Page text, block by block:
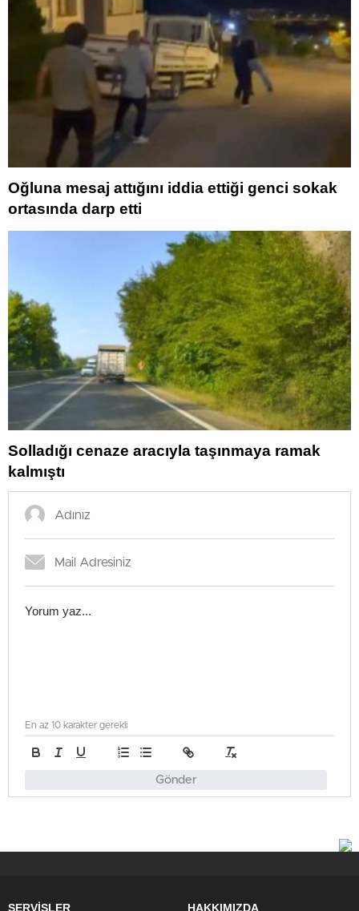
Oğluna mesaj attığını iddia ettiği genci sokak
ortasında darp etti
Solladığı cenaze aracıyla taşınmaya ramak
kalmıştı
Gönder
En az 10 karakter gerekli
SERVİSLER HAKKIMIZDA